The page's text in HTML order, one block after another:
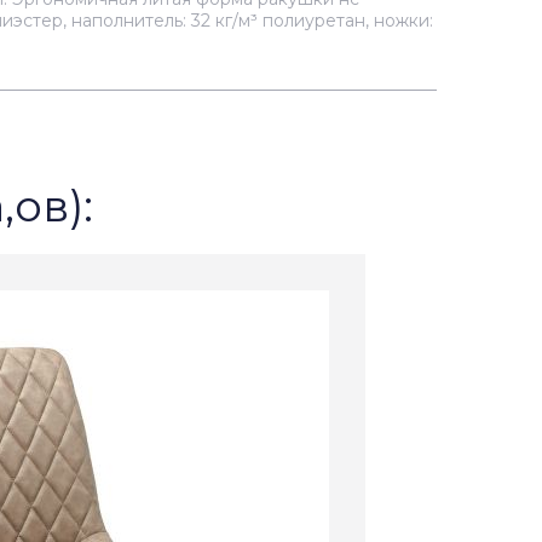
наполнитель: 32 кг/м³ полиуретан, ножки: